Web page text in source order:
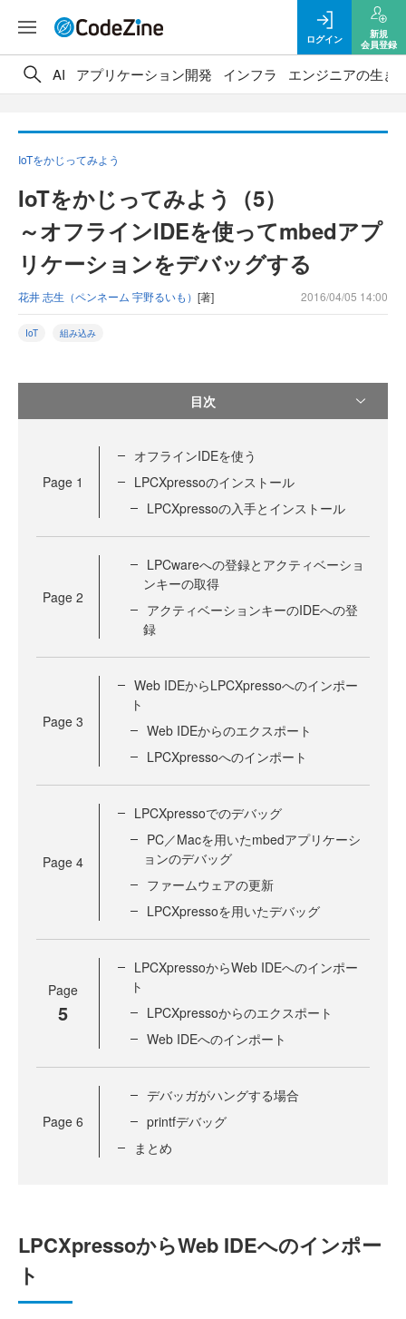
ログイン
新規
会員登録
AI アプリケーション開発 インフラ エンジニアの生き
IoTをかじってみよう
IoTをかじってみよう（5）
～オフラインIDEを使ってmbedアプ
リケーションをデバッグする
花井 志生（ペンネーム 宇野るいも） [著] 2016/04/05 14:00
IoT 組み込み
目次
Page 1
オフラインIDEを使う
LPCXpressoのインストール
LPCXpressoの入手とインストール
Page 2
LPCwareへの登録とアクティベーショ
ンキーの取得
アクティベーションキーのIDEへの登
録
Page 3
Web IDEからLPCXpressoへのインポー
ト
Web IDEからのエクスポート
LPCXpressoへのインポート
Page 4
LPCXpressoでのデバッグ
PC／Macを用いたmbedアプリケーシ
ョンのデバッグ
ファームウェアの更新
LPCXpressoを用いたデバッグ
Page
5
LPCXpressoからWeb IDEへのインポー
ト
LPCXpressoからのエクスポート
Web IDEへのインポート
Page 6
デバッガがハングする場合
printfデバッグ
まとめ
LPCXpressoからWeb IDEへのインポー
ト